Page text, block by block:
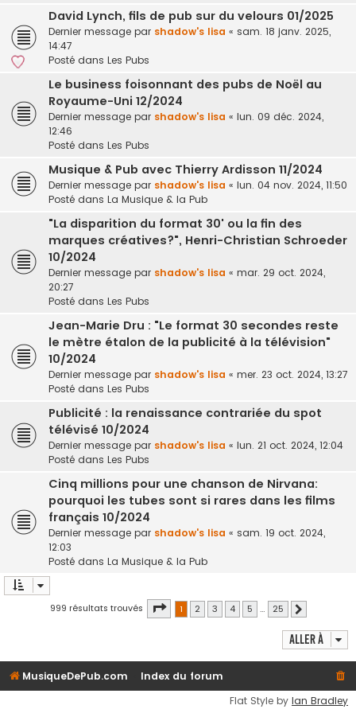
David Lynch, fils de pub sur du velours 01/2025
Dernier message par shadow's lisa « sam. 18 janv. 2025,
14:47
Posté dans Les Pubs
Le business foisonnant des pubs de Noël au
Royaume-Uni 12/2024
Dernier message par shadow's lisa « lun. 09 déc. 2024,
12:46
Posté dans Les Pubs
Musique & Pub avec Thierry Ardisson 11/2024
Dernier message par shadow's lisa « lun. 04 nov. 2024, 11:50
Posté dans La Musique & la Pub
"La disparition du format 30' ou la fin des
marques créatives?", Henri-Christian Schroeder
10/2024
Dernier message par shadow's lisa « mar. 29 oct. 2024,
20:27
Posté dans Les Pubs
Jean-Marie Dru : "Le format 30 secondes reste
le mètre étalon de la publicité à la télévision"
10/2024
Dernier message par shadow's lisa « mer. 23 oct. 2024, 13:27
Posté dans Les Pubs
Publicité : la renaissance contrariée du spot
télévisé 10/2024
Dernier message par shadow's lisa « lun. 21 oct. 2024, 12:04
Posté dans Les Pubs
Cinq millions pour une chanson de Nirvana:
pourquoi les tubes sont si rares dans les films
français 10/2024
Dernier message par shadow's lisa « sam. 19 oct. 2024,
12:03
Posté dans La Musique & la Pub
999 résultats trouvés Page 1sur25
1 2 3 4 5 … 25
Aller à
MusiqueDePub.com
Index du forum
Flat Style by Ian Bradley